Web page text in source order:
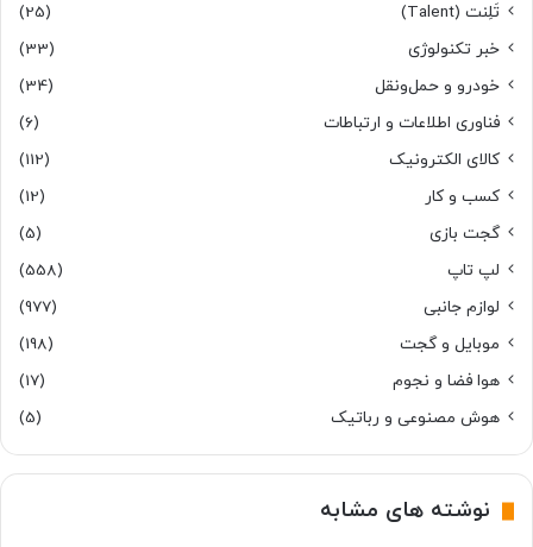
تَلِنت (Talent)
(25)
خبر تکنولوژی
(33)
خودرو و حمل‌و‌نقل
(34)
فناوری اطلاعات و ارتباطات
(6)
کالای الکترونیک
(112)
کسب و کار
(12)
گجت بازی
(5)
لپ تاپ
(558)
لوازم جانبی
(977)
موبایل و گجت
(198)
هوا فضا و نجوم
(17)
هوش مصنوعی و رباتیک
(5)
نوشته های مشابه